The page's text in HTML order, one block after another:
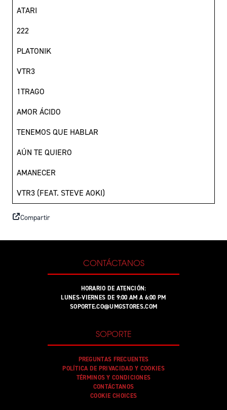
ATARI
222
PLATONIK
VTR3
1TRAGO
AMOR ÁCIDO
TENEMOS QUE HABLAR
AÚN TE QUIERO
AMANECER
VTR3 (FEAT. STEVE AOKI)
Compartir
CONTÁCTANOS
HORARIO DE ATENCIÓN:
LUNES-VIERNES DE 9:00 AM A 6:00 PM
SOPORTE.CO@UMGSTORES.COM
SOPORTE
PREGUNTAS FRECUENTES
POLÍTICA DE PRIVACIDAD Y COOKIES
TÉRMINOS Y CONDICIONES
CONTÁCTANOS
COOKIE CHOICES